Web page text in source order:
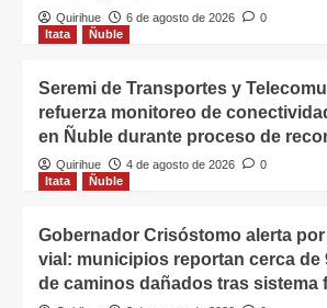
Quirihue 6 de agosto de 2026
0
Itata
Ñuble
Seremi de Transportes y
refuerza monitoreo de
en Ñuble durante proceso de
Quirihue 4 de agosto de 2026
0
Itata
Ñuble
Gobernador Crisóstomo alerta
vial: municipios reportan cerca de
de caminos dañados tras sistema